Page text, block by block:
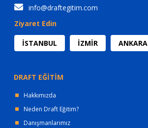
info@draftegitim.com
Ziyaret Edin
İSTANBUL İZMİR ANKARA
DRAFT EĞİTİM
Hakkımızda
Neden Draft Eğitim?
Danışmanlarımız